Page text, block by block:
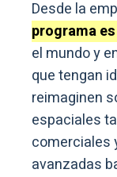
Desde la
programa
el mundo y
que tengan
reimaginen
espaciales
comerciales
avanzadas